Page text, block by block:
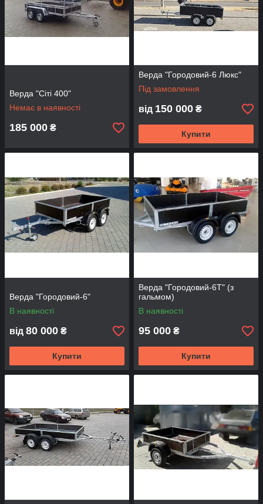
Верда "Сіті 400"
Немає в наявності
185 000 ₴
Верда "Городовий-6 Люкс"
Під замовлення
від 150 000 ₴
Купити
Верда "Городовий-6"
В наявності
від 80 000 ₴
Купити
Верда "Городовий-6Т" (з
гальмом)
В наявності
95 000 ₴
Купити